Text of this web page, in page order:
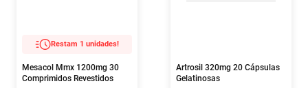
Restam 1 unidades!
Mesacol Mmx 1200mg 30
Comprimidos Revestidos
Artrosil 320mg 20 Cápsulas
Gelatinosas